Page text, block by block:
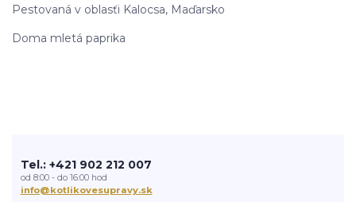
Pestovaná v oblasťi Kalocsa, Maďarsko
Doma mletá paprika
Tel.: +421 902 212 007
od 8:00 - do 16:00 hod
info@kotlikovesupravy.sk